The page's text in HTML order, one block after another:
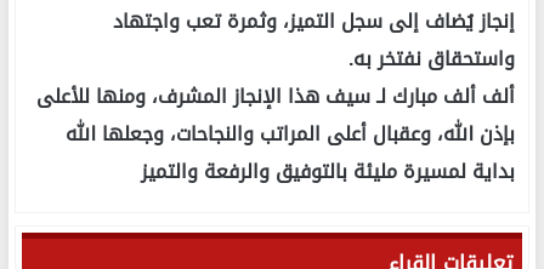
إنجاز يُضاف إلى سجل التميز، وثمرة تعب واجتهاد
واستحقاق نفتخر به.
ألف ألف مبارك لـ سيف هذا الإنجاز المشرف، ومنها للأعلى
بإذن الله، وعقبال أعلى المراتب والنجاحات، وجعلها الله
بداية لمسيرة مليئة بالتوفيق والرفعة والتميز